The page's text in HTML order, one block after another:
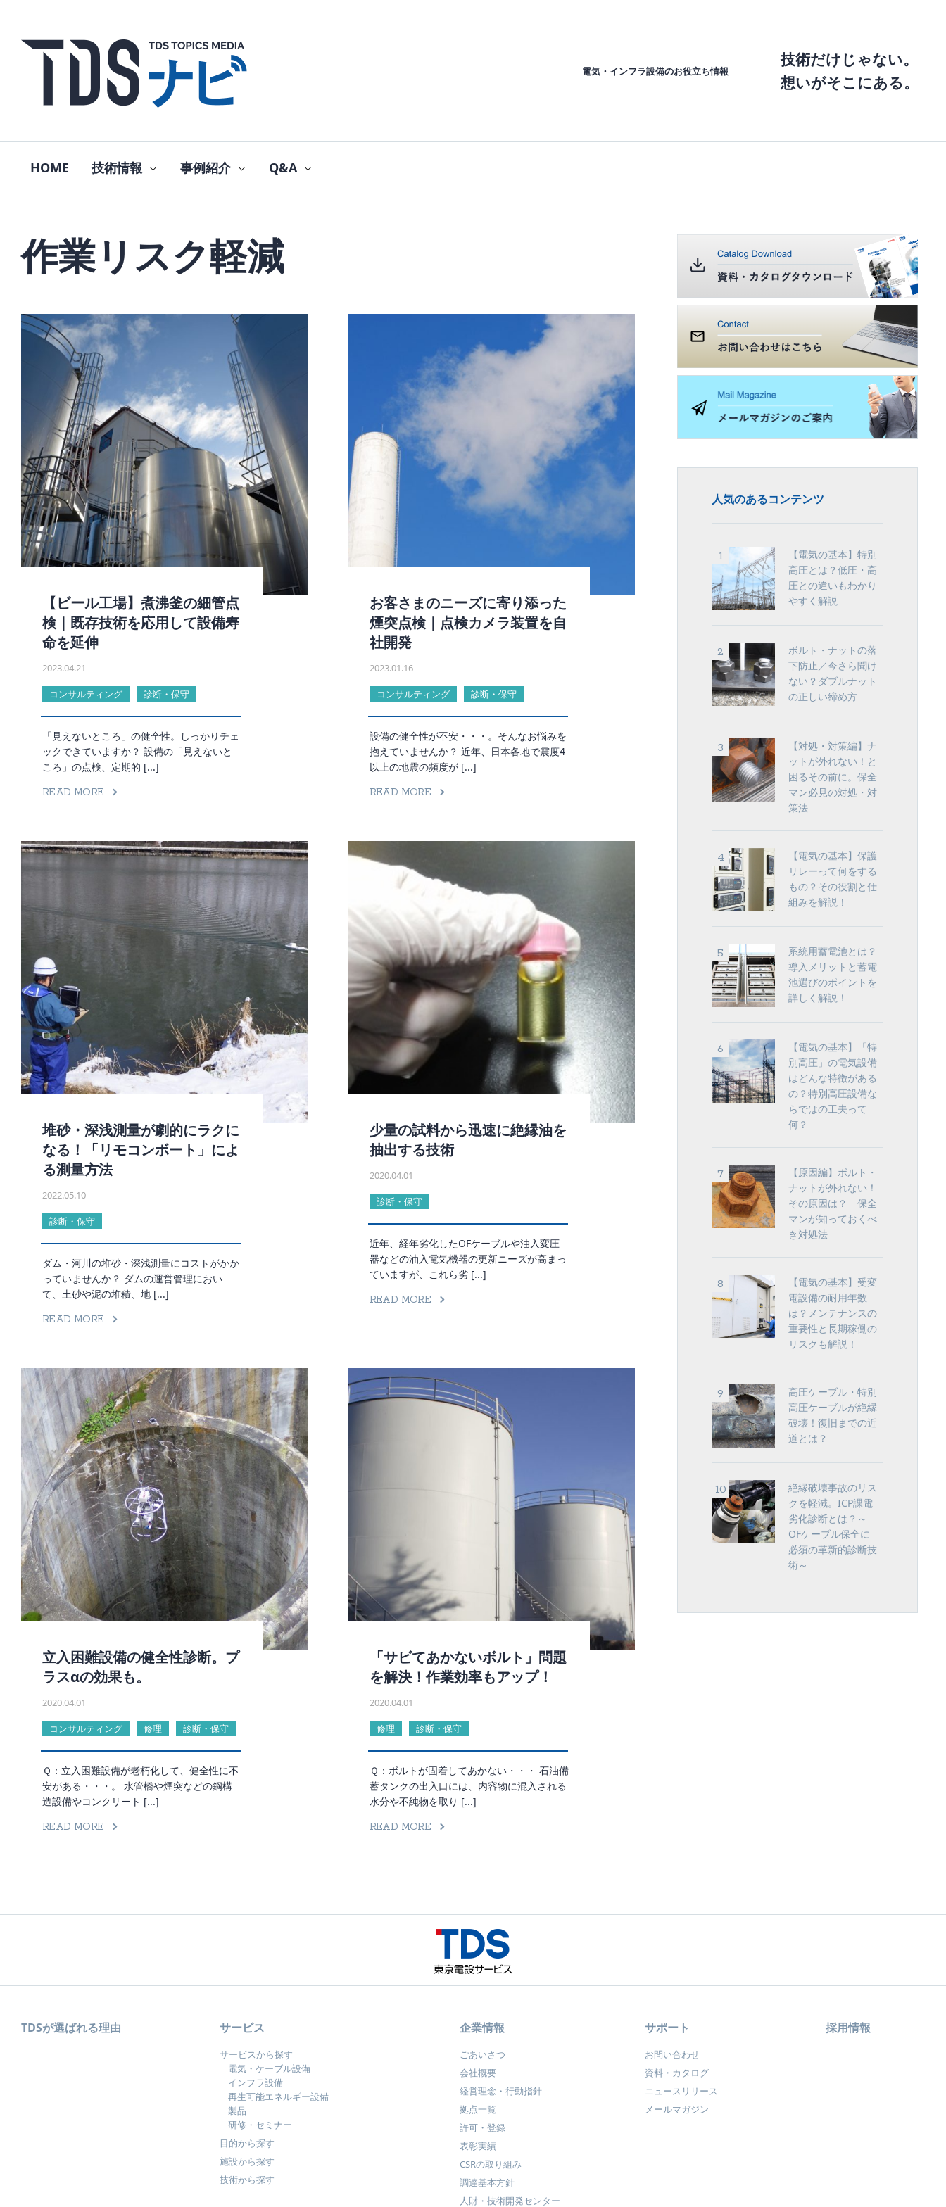
電気・インフラ設備のお役立ち情報
技術だけじゃない。
想いがそこにある。
HOME 技術情報 事例紹介 Q&A
作業リスク軽減
【ビール工場】煮沸釜の細管点
検｜既存技術を応用して設備寿
命を延伸
2023.04.21
コンサルティング 診断・保守
「見えないところ」の健全性。しっかりチェ
ックできていますか？ 設備の「見えないと
ころ」の点検、定期的 [...]
READ MORE
お客さまのニーズに寄り添った
煙突点検｜点検カメラ装置を自
社開発
2023.01.16
コンサルティング 診断・保守
設備の健全性が不安・・・。そんなお悩みを
抱えていませんか？ 近年、日本各地で震度4
以上の地震の頻度が [...]
READ MORE
堆砂・深浅測量が劇的にラクに
なる！「リモコンボート」によ
る測量方法
2022.05.10
診断・保守
ダム・河川の堆砂・深浅測量にコストがかか
っていませんか？ ダムの運営管理におい
て、土砂や泥の堆積、地 [...]
READ MORE
少量の試料から迅速に絶縁油を
抽出する技術
2020.04.01
診断・保守
近年、経年劣化したOFケーブルや油入変圧
器などの油入電気機器の更新ニーズが高まっ
ていますが、これら劣 [...]
READ MORE
立入困難設備の健全性診断。プ
ラスαの効果も。
2020.04.01
コンサルティング 修理 診断・保守
Ｑ：立入困難設備が老朽化して、健全性に不
安がある・・・。 水管橋や煙突などの鋼構
造設備やコンクリート [...]
READ MORE
「サビてあかないボルト」問題
を解決！作業効率もアップ！
2020.04.01
修理 診断・保守
Ｑ：ボルトが固着してあかない・・・ 石油備
蓄タンクの出入口には、内容物に混入される
水分や不純物を取り [...]
READ MORE
人気のあるコンテンツ
【電気の基本】特別
高圧とは？低圧・高
圧との違いもわかり
やすく解説
ボルト・ナットの落
下防止／今さら聞け
ない？ダブルナット
の正しい締め方
【対処・対策編】ナ
ットが外れない！と
困るその前に。保全
マン必見の対処・対
策法
【電気の基本】保護
リレーって何をする
もの？その役割と仕
組みを解説！
系統用蓄電池とは？
導入メリットと蓄電
池選びのポイントを
詳しく解説！
【電気の基本】「特
別高圧」の電気設備
はどんな特徴がある
の？特別高圧設備な
らではの工夫って
何？
【原因編】ボルト・
ナットが外れない！
その原因は？ 保全
マンが知っておくべ
き対処法
【電気の基本】受変
電設備の耐用年数
は？メンテナンスの
重要性と長期稼働の
リスクも解説！
高圧ケーブル・特別
高圧ケーブルが絶縁
破壊！復旧までの近
道とは？
絶縁破壊事故のリス
クを軽減。ICP課電
劣化診断とは？～
OFケーブル保全に
必須の革新的診断技
術～
TDSが選ばれる理由 サービス
サービスから探す
電気・ケーブル設備
インフラ設備
再生可能エネルギー設備
製品
研修・セミナー
目的から探す
施設から探す
技術から探す
企業情報
ごあいさつ
会社概要
経営理念・行動指針
拠点一覧
許可・登録
表彰実績
CSRの取り組み
調達基本方針
人財・技術開発センター
サポート
お問い合わせ
資料・カタログ
ニュースリリース
メールマガジン
採用情報